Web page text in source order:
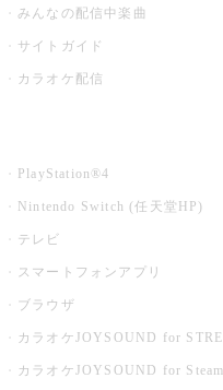
みんなの配信中楽曲
サイトガイド
カラオケ配信
PlayStation®4
Nintendo Switch (任天堂HP)
テレビ
スマートフォンアプリ
ブラウザ
カラオケJOYSOUND for
カラオケJOYSOUND for Steam